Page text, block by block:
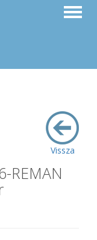
Vissza
REMAN